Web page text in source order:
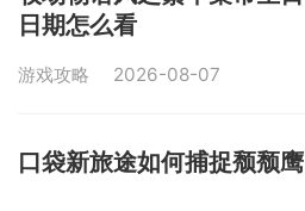
日期怎么看
游戏攻略 2026-08-07
口袋新旅途如何捕捉颓颓鹰